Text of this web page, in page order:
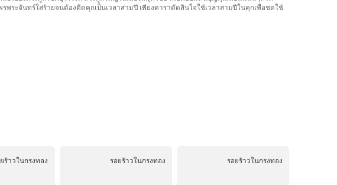
ะจันทร์ใส่ร้ายจนต้องติดคุกเป็นเวลาสามปี เพียงดาราตัดสินใจใช้เวลาสามปีในคุกเพื่อชดใช้
ร้าวในกรงทอง รอยร้าวในกรงทอง รอยร้าวในกรงทอง